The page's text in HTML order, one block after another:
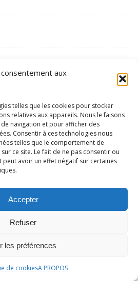
aux
telles que les cookies pour stocker
relatives aux appareils. Nous le faisons
navigation et pour afficher des
Consentir à ces technologies nous
telles que le comportement de
ce site. Le fait de ne pas consentir ou
avoir un effet négatif sur certaines
Accepter
Refuser
les préférences
de cookiesA PROPOS